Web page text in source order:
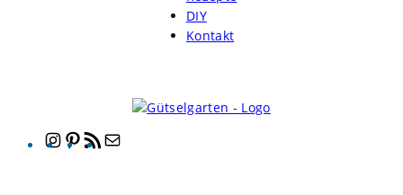
DIY
Kontakt
Instagram
Pinterest
RSS-